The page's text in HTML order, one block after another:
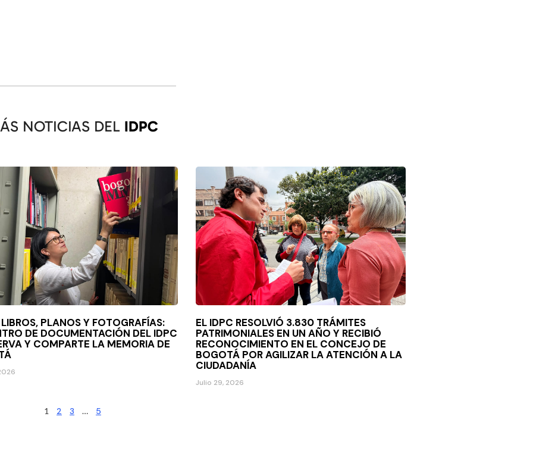
NOTICIAS DEL IDPC
PLANOS Y FOTOGRAFÍAS:
DE DOCUMENTACIÓN DEL IDPC
Y COMPARTE LA MEMORIA DE
EL IDPC RESOLVIÓ 3.830 TRÁMITES
PATRIMONIALES EN UN AÑO Y RECIBIÓ
RECONOCIMIENTO EN EL CONCEJO DE
BOGOTÁ POR AGILIZAR LA ATENCIÓN A LA
CIUDADANÍA
Julio 29, 2026
1 2 3 … 5